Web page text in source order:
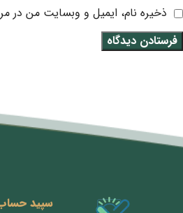
ذخیره نام، ایمیل و وبسایت من در
متن سربرگ خود
سپید